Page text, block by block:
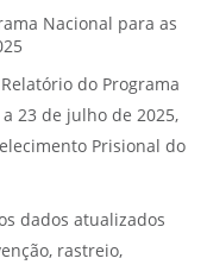
do Programa
23 de julho de 2025,
Prisional do
dados atualizados
rastreio,